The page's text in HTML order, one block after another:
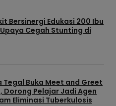
Bersinergi Edukasi 200 Ibu
Cegah Stunting di
Tegal Buka Meet and Greet
Dorong Pelajar Jadi Agen
Eliminasi Tuberkulosis